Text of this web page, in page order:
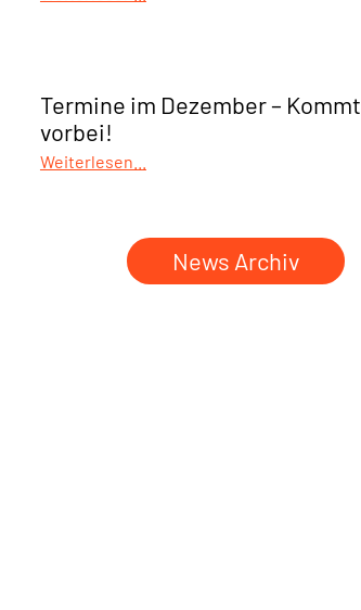
Termine im Dezember – Kommt
vorbei!
Weiterlesen...
News Archiv